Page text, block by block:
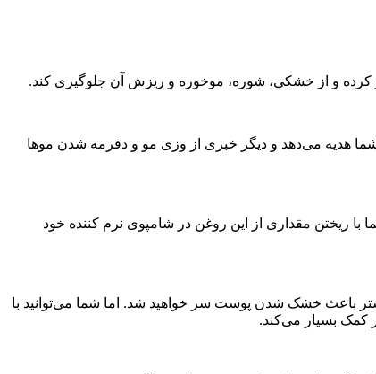
شما هدیه می‌دهد و دیگر خبری از وزی مو و دفرمه شدن موها
ریختن مقداری از این روغن در شامپوی نرم کننده خود
باعث خشک شدن پوست سر خواهید شد. اما شما می‌توانید با
کمک بسیار می‌کند.